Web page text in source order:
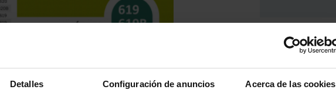
Detalles Configuración de anuncios Acerca de las cookies
Recorrido